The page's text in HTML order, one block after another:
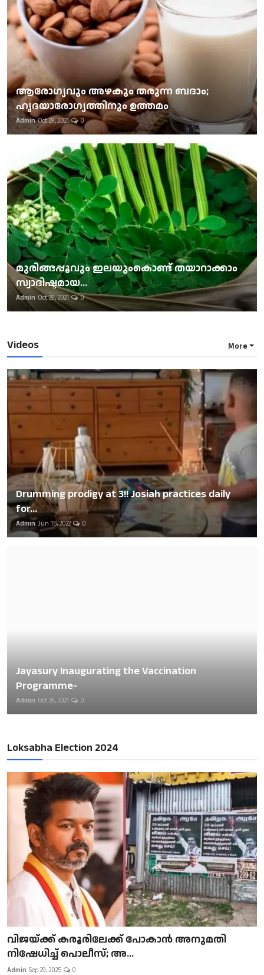
ആരോഗ്യവും അഴകും തരുന്ന ബദാം;
ഹൃദയാരോഗ്യത്തിനും ഉത്തമം
Admin Oct 29, 2021 0
മുരിങ്ങപ്പൂവും ഇലയുംകൊണ്ട് തയാറാക്കാം
സ്വാദിഷ്ടമായ...
Admin Oct 29, 2021 0
Videos More
Drumming prodigy at 3!! Josiah practices daily
for...
Admin Jun 15, 2022 0
Jayasury Inaugurating the Vaccination
Programme-
Admin Oct 29, 2021 0
Loksabha Election 2024
വിജയ്ക്ക് കരൂരിലേക്ക് പോകാൻ അനുമതി
നിഷേധിച്ച് പൊലീസ്; അ...
Admin Sep 29, 2025 0